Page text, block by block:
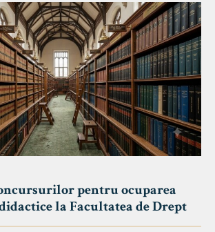
pentru ocuparea
la Facultatea de Drept